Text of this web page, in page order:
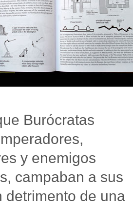
Burócratas
y enemigos
campaban a sus
detrimento de una